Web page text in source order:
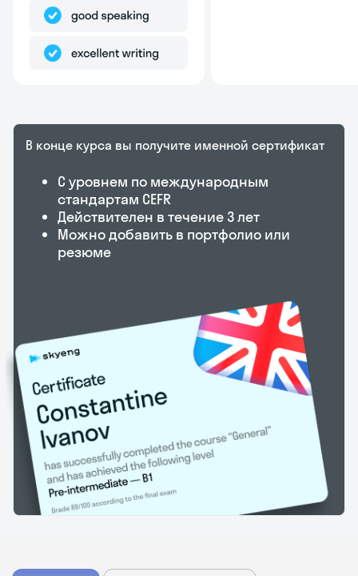
В конце курса вы получите именной сертификат
С уровнем по международным
стандартам CEFR
Действителен в течение 3 лет
Можно добавить в портфолио или
резюме